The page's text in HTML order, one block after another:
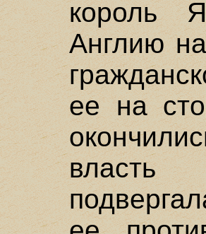
король
Англию
ее на
власть